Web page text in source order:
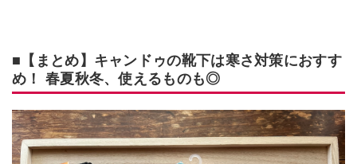
■【まとめ】キャンドゥの靴下は寒さ対策におすす
め！ 春夏秋冬、使えるものも◎